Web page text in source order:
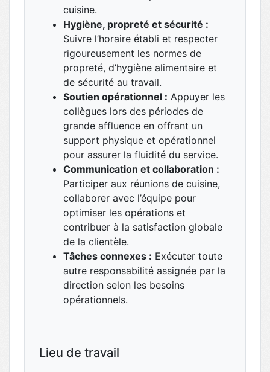
cuisine.
Hygiène, propreté et sécurité :
Suivre l’horaire établi et respecter
rigoureusement les normes de
propreté, d’hygiène alimentaire et
de sécurité au travail.
Soutien opérationnel : Appuyer les
collègues lors des périodes de
grande affluence en offrant un
support physique et opérationnel
pour assurer la fluidité du service.
Communication et collaboration :
Participer aux réunions de cuisine,
collaborer avec l’équipe pour
optimiser les opérations et
contribuer à la satisfaction globale
de la clientèle.
Tâches connexes : Exécuter toute
autre responsabilité assignée par la
direction selon les besoins
opérationnels.
Lieu de travail